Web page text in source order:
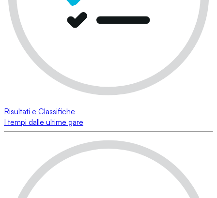
Risultati e Classifiche
I tempi dalle ultime gare